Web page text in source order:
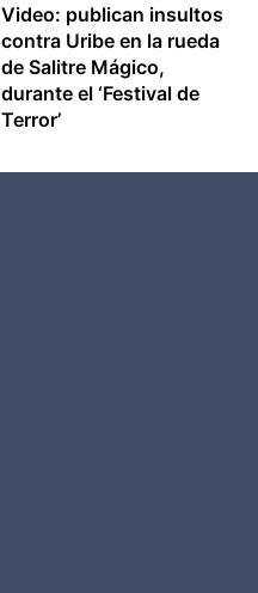
Video: publican insultos
contra Uribe en la rueda
de Salitre Mágico,
durante el ‘Festival de
Terror’